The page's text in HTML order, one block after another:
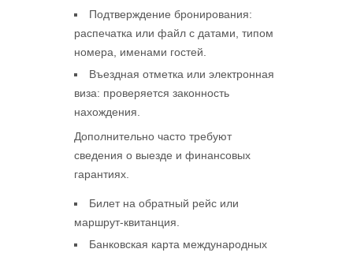
Подтверждение бронирования:
распечатка или файл с датами, типом
номера, именами гостей.
Въездная отметка или электронная
виза: проверяется законность
нахождения.
Дополнительно часто требуют
сведения о выезде и финансовых
гарантиях.
Билет на обратный рейс или
маршрут-квитанция.
Банковская карта международных